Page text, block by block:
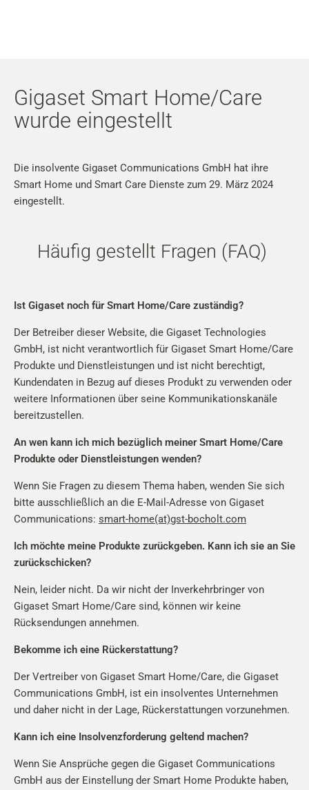
Zur Suche
Zur Sprachauswahl
Shift+Alt+C
Gigaset Smart Home/Care
wurde eingestellt
Die insolvente Gigaset Communications GmbH hat ihre
Smart Home und Smart Care Dienste zum 29. März 2024
eingestellt.
Häufig gestellt Fragen (FAQ)
Ist Gigaset noch für Smart Home/Care zuständig?
Der Betreiber dieser Website, die Gigaset Technologies
GmbH, ist nicht verantwortlich für Gigaset Smart Home/Care
Produkte und Dienstleistungen und ist nicht berechtigt,
Kundendaten in Bezug auf dieses Produkt zu verwenden oder
weitere Informationen über seine Kommunikationskanäle
bereitzustellen.
An wen kann ich mich bezüglich meiner Smart Home/Care
Produkte oder Dienstleistungen wenden?
Wenn Sie Fragen zu diesem Thema haben, wenden Sie sich
bitte ausschließlich an die E-Mail-Adresse von Gigaset
Communications: smart-home(at)gst-bocholt.com
Ich möchte meine Produkte zurückgeben. Kann ich sie an Sie
zurückschicken?
Nein, leider nicht. Da wir nicht der Inverkehrbringer von
Gigaset Smart Home/Care sind, können wir keine
Rücksendungen annehmen.
Bekomme ich eine Rückerstattung?
Der Vertreiber von Gigaset Smart Home/Care, die Gigaset
Communications GmbH, ist ein insolventes Unternehmen
und daher nicht in der Lage, Rückerstattungen vorzunehmen.
Kann ich eine Insolvenzforderung geltend machen?
Wenn Sie Ansprüche gegen die Gigaset Communications
GmbH aus der Einstellung der Smart Home Produkte haben,